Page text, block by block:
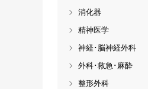
消化器
精神医学
神経･脳神経外科
外科･救急･麻酔
整形外科